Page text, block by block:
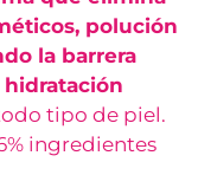
polución
la barrera
tipo de piel.
ingredientes